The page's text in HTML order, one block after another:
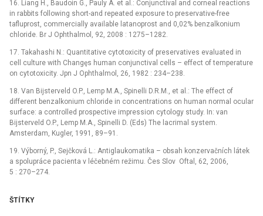
16. Liang H., Baudoin G., Pauly A. et al.: Conjunctival and corneal reactions
in rabbits following short-and repeated exposure to preservative-free
tafluprost, commercially available latanoprost and 0,02% benzalkonium
chloride. Br J Ophthalmol, 92, 2008 : 1275–1282.
17. Takahashi N.: Quantitative cytotoxicity of preservatives evaluated in
cell culture with Changęs human conjunctival cells –⁠ effect of temperature
on cytotoxicity. Jpn J Ophthalmol, 26, 1982 : 234–238.
18. Van Bijsterveld O.P., Lemp M.A., Spinelli D.R.M., et al.: The effect of
different benzalkonium chloride in concentrations on human normal ocular
surface: a controlled prospective impression cytology study. In: van
Bijsterveld O.P., Lemp M.A., Spinelli D. (Eds) The lacrimal system.
Amsterdam, Kugler, 1991, 89–91.
19. Výborný, P., Sejčková L.: Anti­glauko­matika –⁠ obsah konzervačních látek
a spolupráce pacienta v léčebném režimu. Čes Slov Oftal, 62, 2006,
5 : 270–274.
ŠTÍTKY